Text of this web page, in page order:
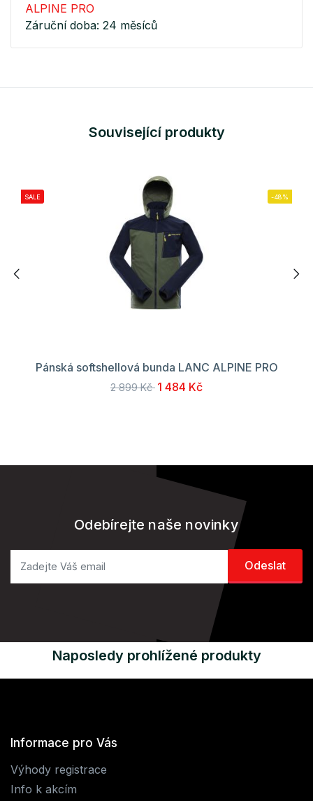
ALPINE PRO
Záruční doba: 24 měsíců
Související produkty
SALE -48%
Pánská softshellová bunda LANC ALPINE PRO
2 899 Kč 1 484 Kč
Odebírejte naše novinky
Naposledy prohlížené produkty
Informace pro Vás
Výhody registrace
Info k akcím